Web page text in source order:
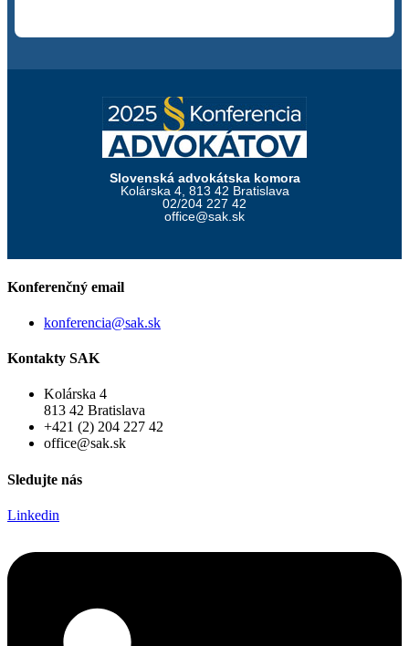
Slovenská advokátska komora
Kolárska 4, 813 42 Bratislava
02/204 227 42
office@sak.sk
Konferenčný email
konferencia@sak.sk
Kontakty SAK
Kolárska 4
813 42 Bratislava
+421 (2) 204 227 42
office@sak.sk
Sledujte nás
Linkedin